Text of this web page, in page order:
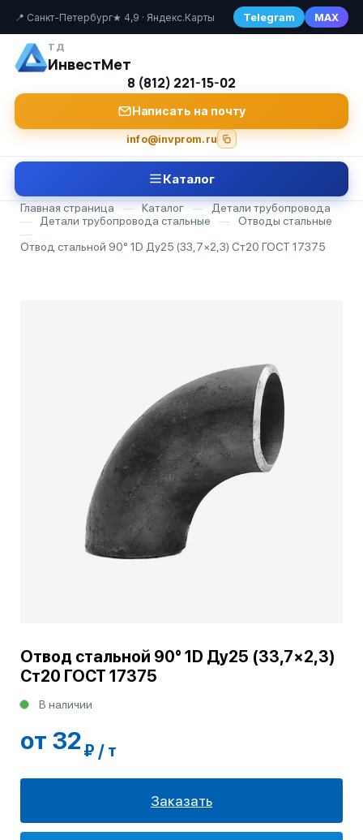
📍 Санкт-Петербург★ 4,9 · Яндекс.Карты Telegram MAX
ТД
ИнвестМет
8 (812) 221-15-02
Написать на почту
info@invprom.ru
Каталог
Главная страница — Каталог —
Детали трубопровода
—
Детали трубопровода стальные —
Отводы стальные
—
Отвод стальной 90° 1D Ду25 (33,7×2,3) Ст20 ГОСТ 17375
Отвод стальной 90° 1D Ду25 (33,7×2,3)
Ст20 ГОСТ 17375
В наличии
от 32₽ / т
Заказать